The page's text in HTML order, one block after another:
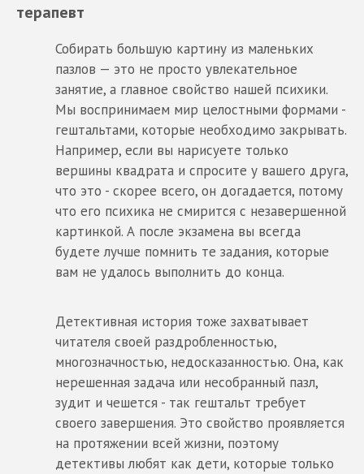
терапевт
Собирать большую картину из маленьких
пазлов — это не просто увлекательное
занятие, а главное свойство нашей психики.
Мы воспринимаем мир целостными формами -
гештальтами, которые необходимо закрывать.
Например, если вы нарисуете только
вершины квадрата и спросите у вашего друга,
что это - скорее всего, он догадается, потому
что его психика не смирится с незавершенной
картинкой. А после экзамена вы всегда
будете лучше помнить те задания, которые
вам не удалось выполнить до конца.
Детективная история тоже захватывает
читателя своей раздробленностью,
многозначностью, недосказанностью. Она, как
нерешенная задача или несобранный пазл,
зудит и чешется - так гештальт требует
своего завершения. Это свойство проявляется
на протяжении всей жизни, поэтому
детективы любят как дети, которые только